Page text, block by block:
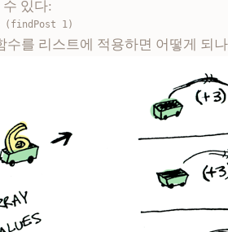
있다:
(findPost 1)
수를 리스트에 적용하면 어떻게 되